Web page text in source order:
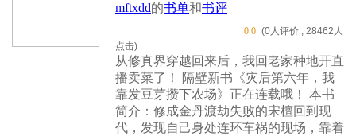
mftxdd的书单和书评
0.0 (0人评价 , 28462人
点击)
从修真界穿越回来后，我回老家种地开直
播卖菜了！ 隔壁新书《灾后第六年，我
靠发豆芽攒下农场》正在连载哦！ 本书
简介：修成金丹渡劫失败的宋檀回到现
代，发现自己身处连环车祸的现场，靠着